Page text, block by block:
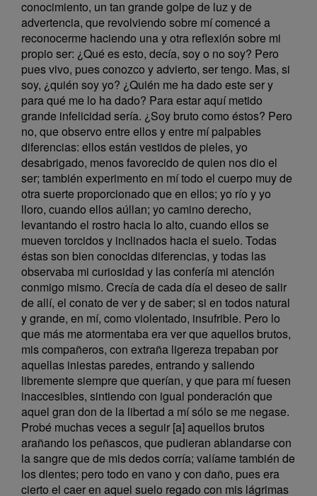
conocimiento, un tan grande golpe de luz y de
advertencia, que revolviendo sobre mí comencé a
reconocerme haciendo una y otra reflexión sobre mi
propio ser: ¿Qué es esto, decía, soy o no soy? Pero
pues vivo, pues conozco y advierto, ser tengo. Mas, si
soy, ¿quién soy yo? ¿Quién me ha dado este ser y
para qué me lo ha dado? Para estar aquí metido
grande infelicidad sería. ¿Soy bruto como éstos? Pero
no, que observo entre ellos y entre mí palpables
diferencias: ellos están vestidos de pieles, yo
desabrigado, menos favorecido de quien nos dio el
ser; también experimento en mí todo el cuerpo muy de
otra suerte proporcionado que en ellos; yo río y yo
lloro, cuando ellos aúllan; yo camino derecho,
levantando el rostro hacia lo alto, cuando ellos se
mueven torcidos y inclinados hacia el suelo. Todas
éstas son bien conocidas diferencias, y todas las
observaba mi curiosidad y las confería mi atención
conmigo mismo. Crecía de cada día el deseo de salir
de allí, el conato de ver y de saber; si en todos natural
y grande, en mí, como violentado, insufrible. Pero lo
que más me atormentaba era ver que aquellos brutos,
mis compañeros, con extraña ligereza trepaban por
aquellas iniestas paredes, entrando y saliendo
libremente siempre que querían, y que para mí fuesen
inaccesibles, sintiendo con igual ponderación que
aquel gran don de la libertad a mí sólo se me negase.
Probé muchas veces a seguir [a] aquellos brutos
arañando los peñascos, que pudieran ablandarse con
la sangre que de mis dedos corría; valíame también de
los dientes; pero todo en vano y con daño, pues era
cierto el caer en aquel suelo regado con mis lágrimas